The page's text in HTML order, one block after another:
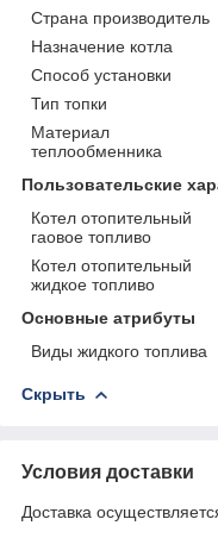
Страна производитель
Назначение котла
Способ установки
Тип топки
Материал
теплообменника
Пользовательские
Котел отопительный
гаовое топливо
Котел отопительный
жидкое топливо
Основные атрибуты
Виды жидкого топлива
Скрыть
Условия доставки
Доставка